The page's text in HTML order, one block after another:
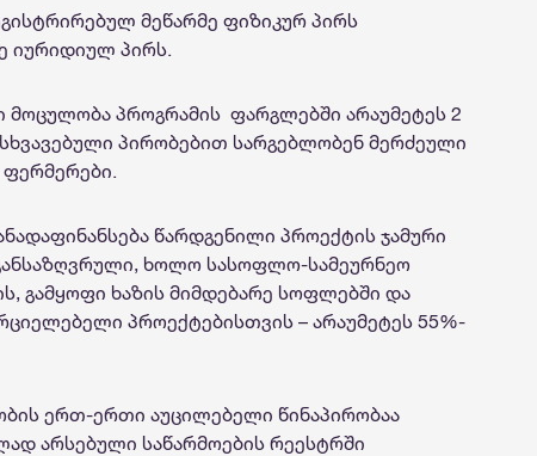
მეწარმე ფიზიკურ პირს
იურიდიულ პირს.
მოცულობა პროგრამის ფარგლებში არაუმეტეს 2
პირობებით სარგებლობენ მერძეული
წარდგენილი პროექტის ჯამური
ხოლო სასოფლო-სამეურნეო
გამყოფი ხაზის მიმდებარე სოფლებში და
პროექტებისთვის – არაუმეტეს 55%-
ერთ-ერთი აუცილებელი წინაპირობაა
არსებული საწარმოების რეესტრში